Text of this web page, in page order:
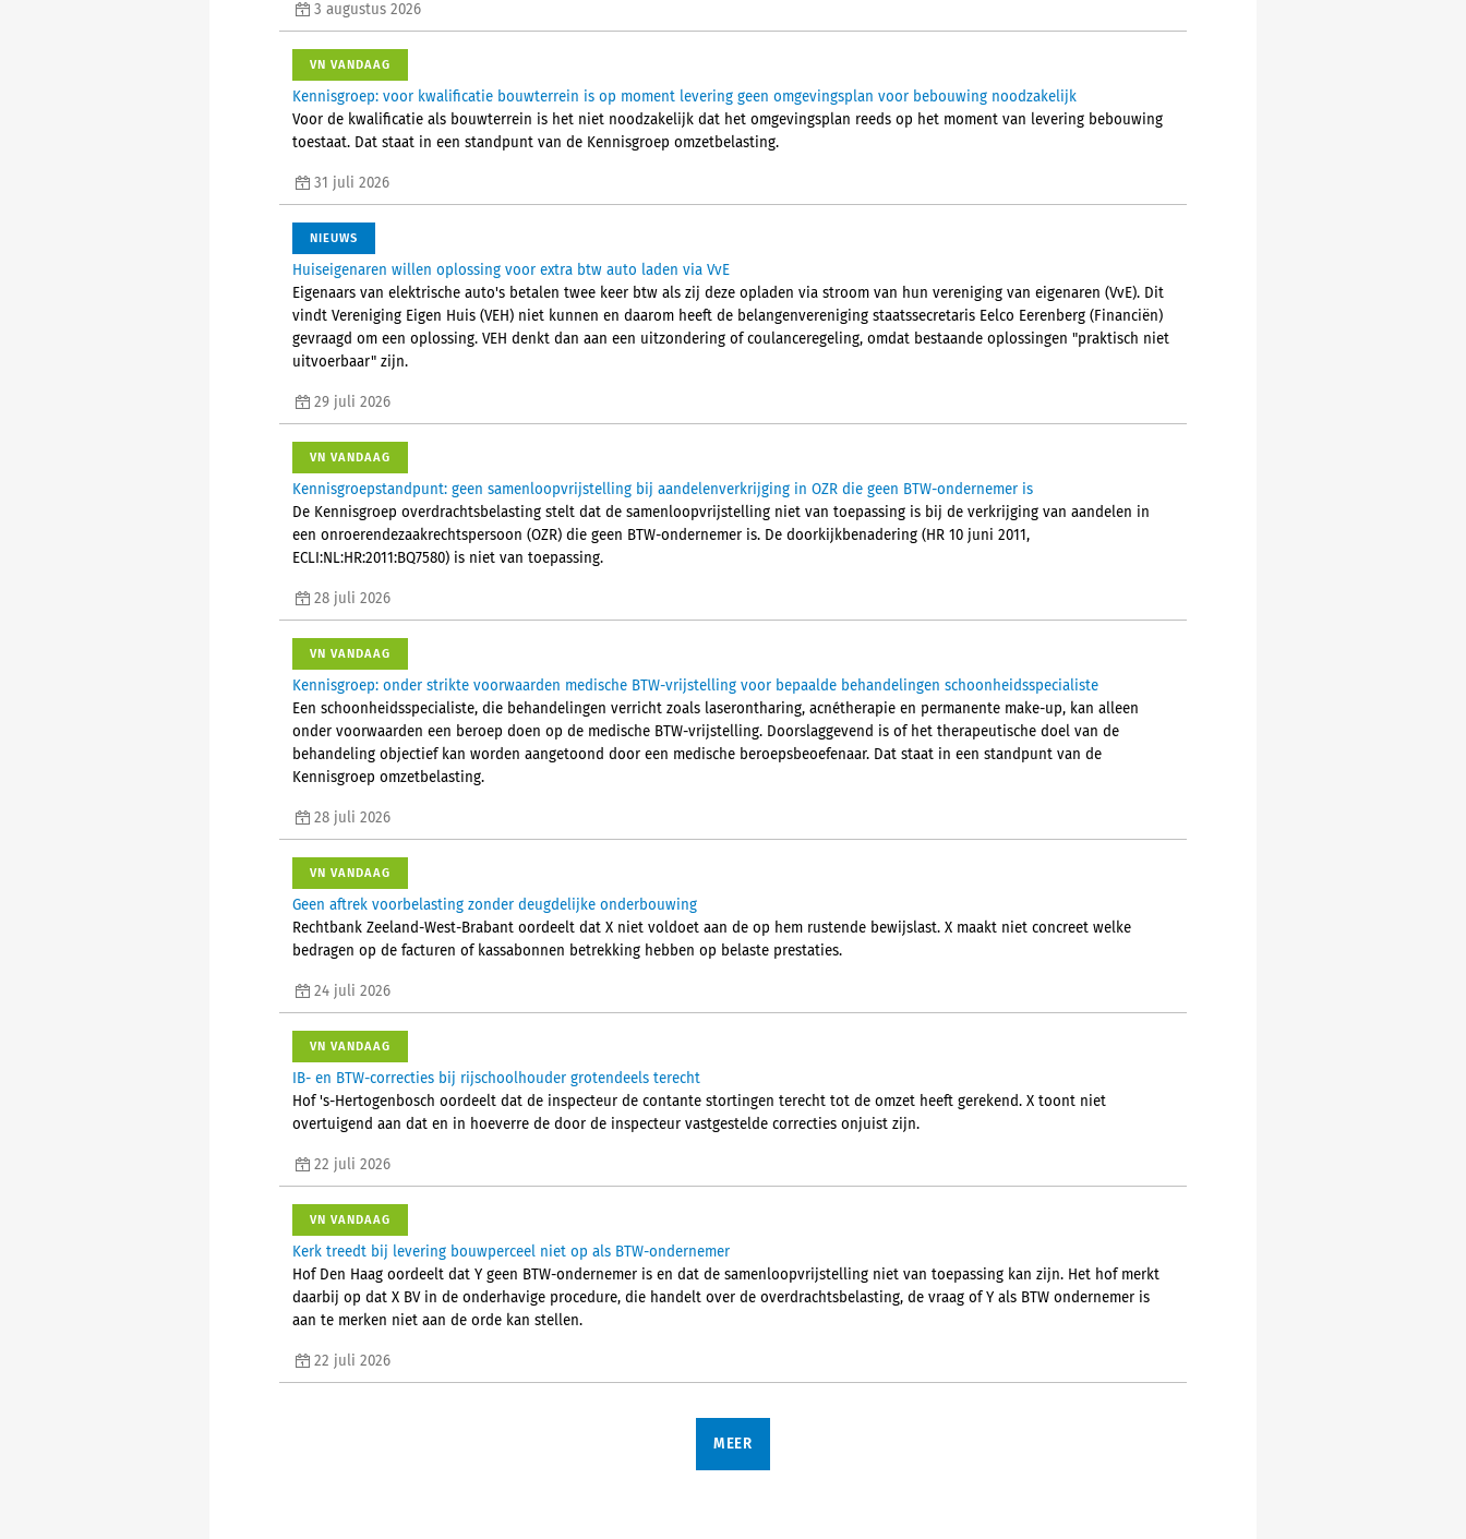
3 augustus 2026
VN VANDAAG
Kennisgroep: voor kwalificatie bouwterrein is op moment levering geen omgevingsplan voor bebouwing noodzakelijk
Voor de kwalificatie als bouwterrein is het niet noodzakelijk dat het omgevingsplan reeds op het moment van levering bebouwing
toestaat. Dat staat in een standpunt van de Kennisgroep omzetbelasting.
31 juli 2026
NIEUWS
Huiseigenaren willen oplossing voor extra btw auto laden via VvE
Eigenaars van elektrische auto's betalen twee keer btw als zij deze opladen via stroom van hun vereniging van eigenaren (VvE). Dit
vindt Vereniging Eigen Huis (VEH) niet kunnen en daarom heeft de belangenvereniging staatssecretaris Eelco Eerenberg (Financiën)
gevraagd om een oplossing. VEH denkt dan aan een uitzondering of coulanceregeling, omdat bestaande oplossingen "praktisch niet
uitvoerbaar" zijn.
29 juli 2026
VN VANDAAG
Kennisgroepstandpunt: geen samenloopvrijstelling bij aandelenverkrijging in OZR die geen BTW-ondernemer is
De Kennisgroep overdrachtsbelasting stelt dat de samenloopvrijstelling niet van toepassing is bij de verkrijging van aandelen in
een onroerendezaakrechtspersoon (OZR) die geen BTW-ondernemer is. De doorkijkbenadering (HR 10 juni 2011,
ECLI:NL:HR:2011:BQ7580) is niet van toepassing.
28 juli 2026
VN VANDAAG
Kennisgroep: onder strikte voorwaarden medische BTW-vrijstelling voor bepaalde behandelingen schoonheidsspecialiste
Een schoonheidsspecialiste, die behandelingen verricht zoals laserontharing, acnétherapie en permanente make-up, kan alleen
onder voorwaarden een beroep doen op de medische BTW-vrijstelling. Doorslaggevend is of het therapeutische doel van de
behandeling objectief kan worden aangetoond door een medische beroepsbeoefenaar. Dat staat in een standpunt van de
Kennisgroep omzetbelasting.
28 juli 2026
VN VANDAAG
Geen aftrek voorbelasting zonder deugdelijke onderbouwing
Rechtbank Zeeland-West-Brabant oordeelt dat X niet voldoet aan de op hem rustende bewijslast. X maakt niet concreet welke
bedragen op de facturen of kassabonnen betrekking hebben op belaste prestaties.
24 juli 2026
VN VANDAAG
IB- en BTW-correcties bij rijschoolhouder grotendeels terecht
Hof 's-Hertogenbosch oordeelt dat de inspecteur de contante stortingen terecht tot de omzet heeft gerekend. X toont niet
overtuigend aan dat en in hoeverre de door de inspecteur vastgestelde correcties onjuist zijn.
22 juli 2026
VN VANDAAG
Kerk treedt bij levering bouwperceel niet op als BTW-ondernemer
Hof Den Haag oordeelt dat Y geen BTW-ondernemer is en dat de samenloopvrijstelling niet van toepassing kan zijn. Het hof merkt
daarbij op dat X BV in de onderhavige procedure, die handelt over de overdrachtsbelasting, de vraag of Y als BTW ondernemer is
aan te merken niet aan de orde kan stellen.
22 juli 2026
MEER